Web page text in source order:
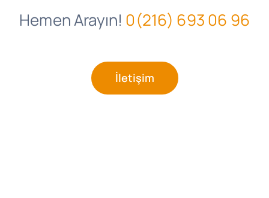
Hemen Arayın! 0(216) 693 06 96
İletişim